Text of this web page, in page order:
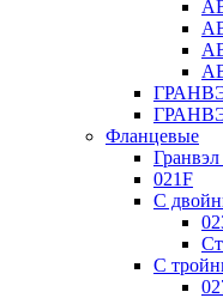
Фланцевые
021F
С
С